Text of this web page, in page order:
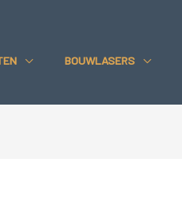
BOUWLASERS